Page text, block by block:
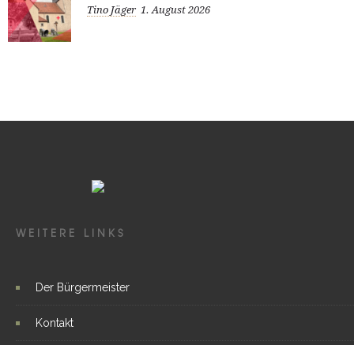
Tino Jäger 1. August 2026
WEITERE LINKS
Der Bürgermeister
Kontakt